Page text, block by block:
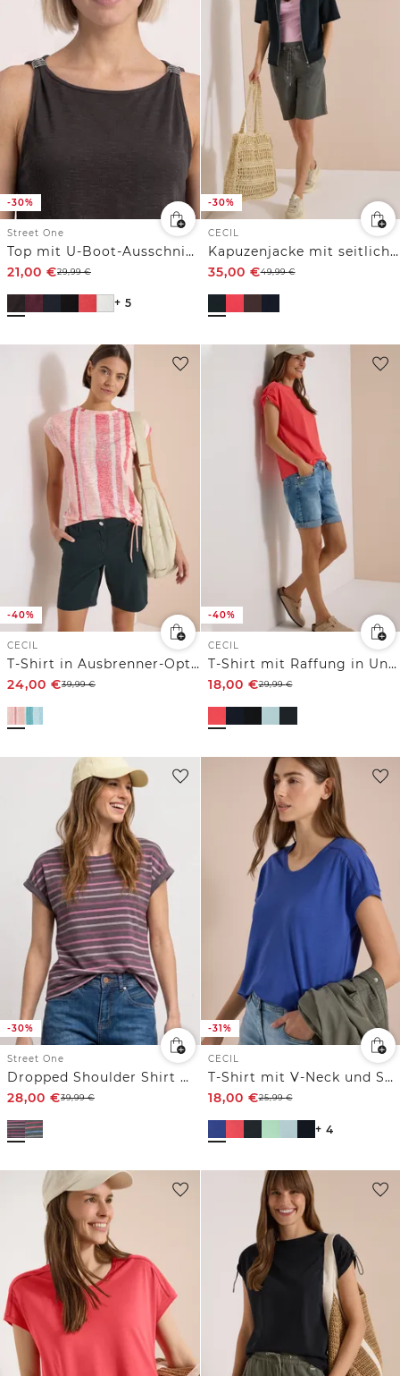
-30%
Street One
Top mit U-Boot-Ausschnitt und Schulterdetail
21,00 €29,99€
+ 5
-30%
CECIL
Kapuzenjacke mit seitlichen Tunnelzügen
35,00 €49,99€
-40%
CECIL
T-Shirt in Ausbrenner-Optik
24,00 €39,99€
-40%
CECIL
T-Shirt mit Raffung in Unifarbe
18,00 €29,99€
-30%
Street One
Dropped Shoulder Shirt mit Streifen
28,00 €39,99€
-31%
CECIL
T-Shirt mit V-Neck und Spitzendetail
18,00 €25,99€
+ 4